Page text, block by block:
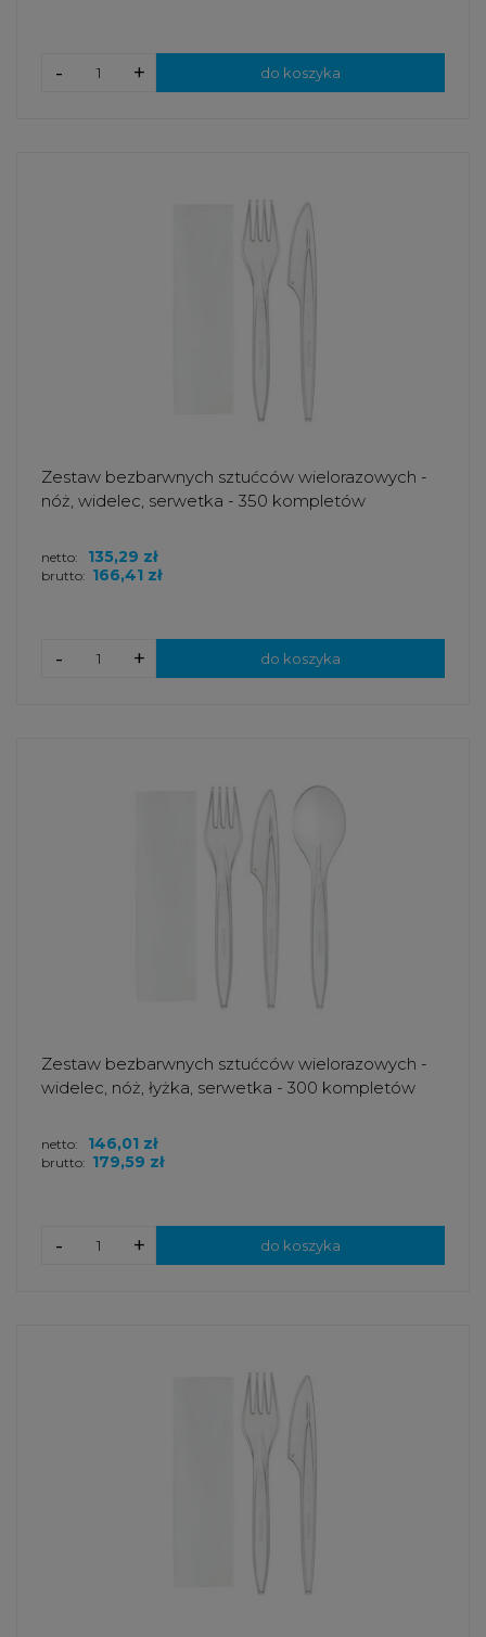
+
- do koszyka
Zestaw bezbarwnych sztućców wielorazowych -
nóż, widelec, serwetka - 350 kompletów
brutto: 166,41 zł
netto: 135,29 zł
+
- do koszyka
Zestaw bezbarwnych sztućców wielorazowych -
widelec, nóż, łyżka, serwetka - 300 kompletów
brutto: 179,59 zł
netto: 146,01 zł
+
- do koszyka